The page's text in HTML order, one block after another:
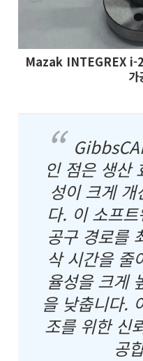
Mazak INTEGREX i-
가
인 점은 생산
성이 크게 개
다. 이 소프
공구 경로를
삭 시간을 줄
율성을 크게
을 낮춥니다.
조를 위한 신
공